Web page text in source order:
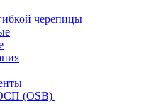
черепицы
(OSB)